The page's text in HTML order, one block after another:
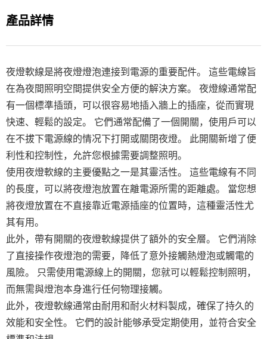
產品詳情
夜燈軟線是將夜燈燈泡連接到電源的重要配件。 這些電線旨
在為夜間照明空間提供安全方便的解決方案。 夜燈線通常配
有一個標準插頭，可以很容易地插入牆上的插座，從而實現
快速、輕鬆的設定。 它們通常配備了一個開關，使用戶可以
在不拔下電源線的情况下打開或關閉夜燈。 此開關新增了便
利性和控制性，允許您根據需要調整照明。
使用夜燈軟線的主要優點之一是其靈活性。 這些電線有不同
的長度，可以將夜燈泡放置在離電源所需的距離處。 當您想
將夜燈放置在不直接靠近電源插座的位置時，這種靈活性尤
其有用。
此外，帶有開關的夜燈軟線提供了額外的安全層。 它們消除
了直接操作夜燈泡的需要，降低了意外接觸熱燈泡或觸電的
風險。 只需使用電源線上的開關，您就可以輕鬆控制照明，
而無需與燈泡本身進行任何物理接觸。
此外，夜燈軟線通常由耐用和耐火材料製成，確保了持久的
效能和安全性。 它們的設計能够承受定期使用，並符合安全